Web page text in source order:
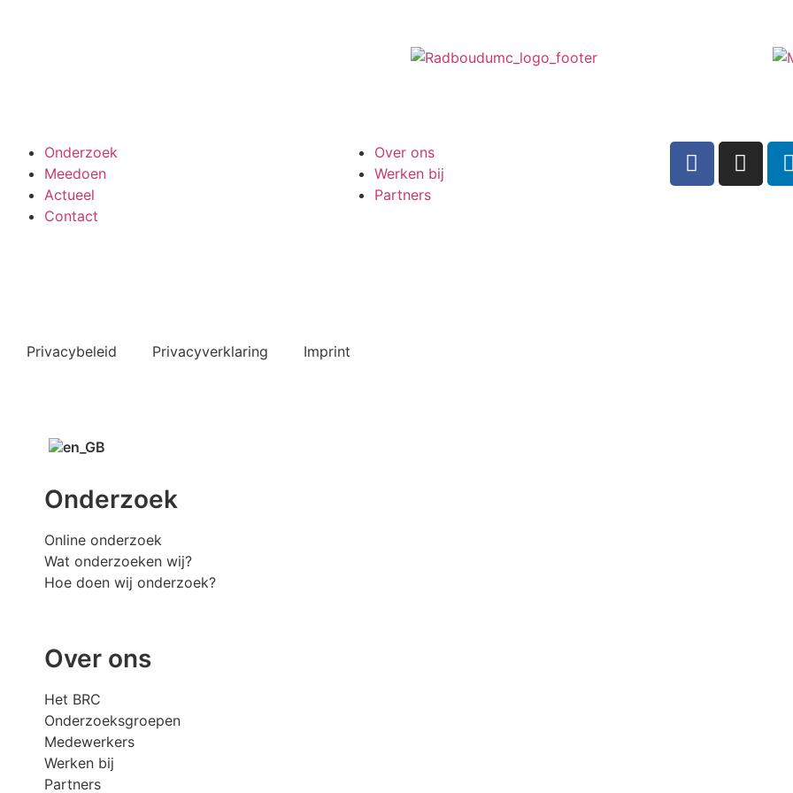
Onderzoek
Meedoen
Actueel
Contact
Over ons
Werken bij
Partners
Privacybeleid Privacyverklaring Imprint
Onderzoek
Online onderzoek
Wat onderzoeken wij?
Hoe doen wij onderzoek?
Over ons
Het BRC
Onderzoeksgroepen
Medewerkers
Werken bij
Partners